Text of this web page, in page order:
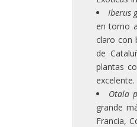
Iberus
en torno
claro con
de
plantas
excelente.
Otala
grande
Francia,